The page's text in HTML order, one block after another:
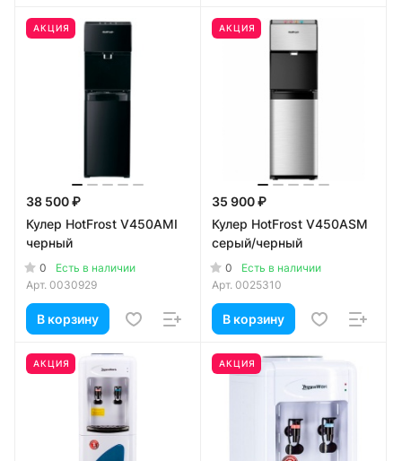
АКЦИЯ
38 500 ₽
Кулер HotFrost V450AMI
черный
0
Есть в наличии
Арт. 0030929
В корзину
АКЦИЯ
35 900 ₽
Кулер HotFrost V450ASM
серый/черный
0
Есть в наличии
Арт. 0025310
В корзину
АКЦИЯ АКЦИЯ